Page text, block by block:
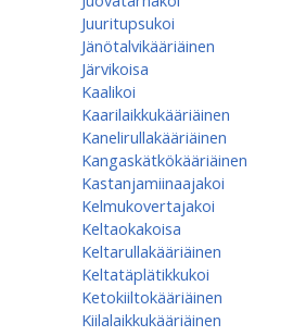
Juuritupsukoi
Jänötalvikääriäinen
Järvikoisa
Kaalikoi
Kaarilaikkukääriäinen
Kanelirullakääriäinen
Kangaskätkökääriäinen
Kastanjamiinaajakoi
Kelmukovertajakoi
Keltaokakoisa
Keltarullakääriäinen
Keltatäplätikkukoi
Ketokiiltokääriäinen
Kiilalaikkukääriäinen